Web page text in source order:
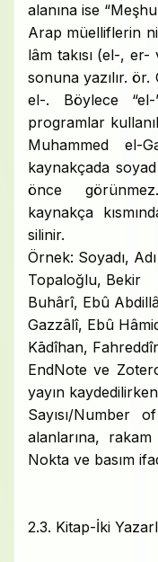
alanına ise
Arap müelliflerin
lâm takısı (el-, er-
sonuna yazılır.
el-. Böylece
programlar
Muhammed el-
kaynakçada
önce
kaynakça
silinir.
Örnek: Soyadı, Adı
Topaloğlu, Bekir
Buhârî, Ebû
Gazzâlî, Ebû
Kādîhan,
EndNote ve
yayın
Sayısı/Number
alanlarına, rakam
Nokta ve basım
2.3. Kitap-İki